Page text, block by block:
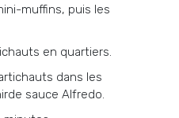
muffins, puis les
en quartiers.
dans les
sauce Alfredo.